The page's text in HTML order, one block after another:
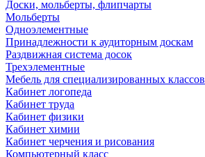
Доски, мольберты, флипчарты
Мольберты
Одноэлементные
Принадлежности к аудиторным доскам
Раздвижная система досок
Трехэлементные
Мебель для специализированных классов
Кабинет логопеда
Кабинет труда
Кабинет физики
Кабинет химии
Кабинет черчения и рисования
Компьютерный класс